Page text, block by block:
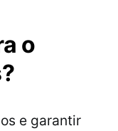
o
e garantir